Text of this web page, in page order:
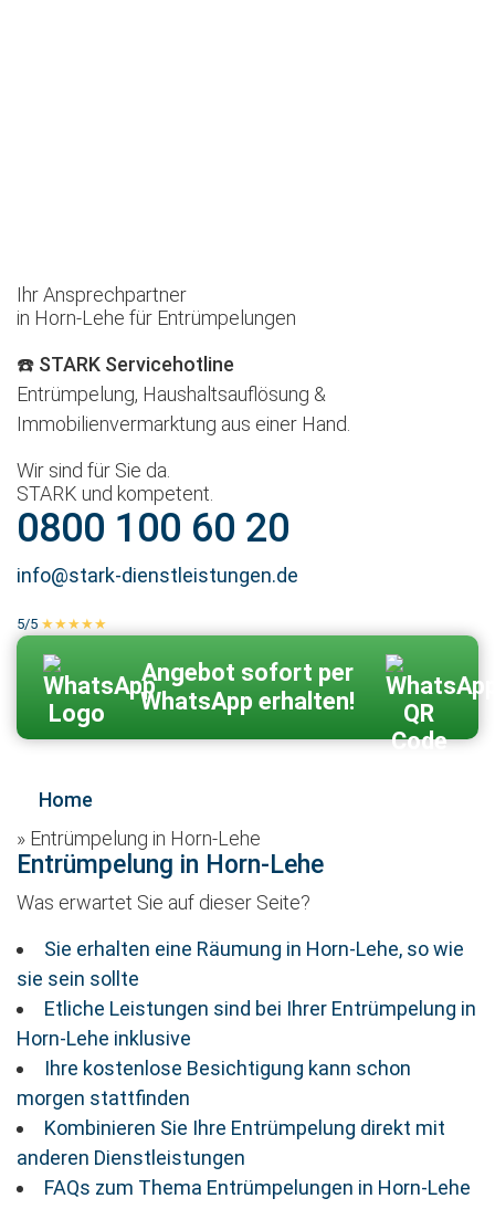
Ihr Ansprechpartner
in Horn-Lehe für Entrümpelungen
☎️ STARK Servicehotline
Entrümpelung, Haushaltsauflösung &
Immobilienvermarktung aus einer Hand.
Wir sind für Sie da.
STARK und kompetent.
0800 100 60 20
info@stark-dienstleistungen.de
5/5 ★★★★★
100 % echte Kundenbewertungen
Zum KontaktformularAngebot sofort per
WhatsApp erhalten!
Home
» Entrümpelung in Horn-Lehe
Entrümpelung in Horn-Lehe
Was erwartet Sie auf dieser Seite?
Sie erhalten eine Räumung in Horn-Lehe, so wie
sie sein sollte
Etliche Leistungen sind bei Ihrer Entrümpelung in
Horn-Lehe inklusive
Ihre kostenlose Besichtigung kann schon
morgen stattfinden
Kombinieren Sie Ihre Entrümpelung direkt mit
anderen Dienstleistungen
FAQs zum Thema Entrümpelungen in Horn-Lehe